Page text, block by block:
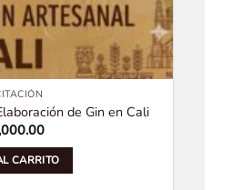
de Gin en Cali
CARRITO